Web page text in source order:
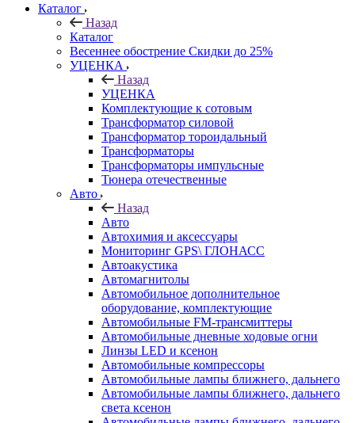
Каталог
Назад
Каталог
Весеннее обострение Скидки до 25%
УЦЕНКА
Назад
УЦЕНКА
Комплектующие к сотовым
Трансформатор силовой
Трансформатор тороидальный
Трансформаторы
Трансформаторы импульсные
Тюнера отечественные
Авто
Назад
Авто
Автохимия и аксессуары
Мониторинг GPS\ ГЛОНАСС
Автоакустика
Автомагнитолы
Автомобильное дополнительное
оборудование, комплектующие
Автомобильные FM-трансмиттеры
Автомобильные дневные ходовые огни
Линзы LED и ксенон
Автомобильные компрессоры
Автомобильные лампы ближнего, дальнего
Автомобильные лампы ближнего, дальнего
света ксенон